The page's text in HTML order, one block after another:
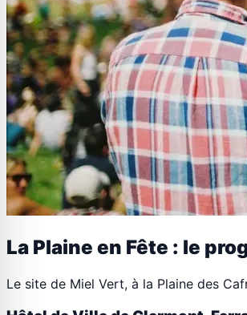
La Plaine en Fête : le
Le site de Miel Vert, à la Plaine des